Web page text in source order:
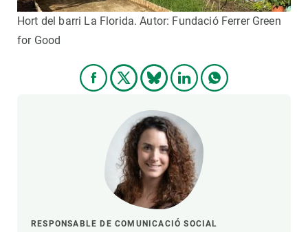
Hort del barri La Florida. Autor: Fundació Ferrer Green
for Good
RESPONSABLE DE COMUNICACIÓ SOCIAL